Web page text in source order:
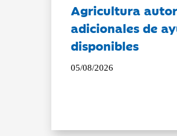
Agricultura
adicionales de
disponibles
05/08/2026